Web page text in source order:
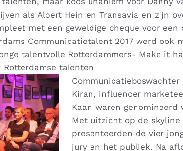
als Albert Hein en Transavia en zijn
met een geweldige cheque voor een
Communicatietalent 2017 werd ook
talentvolle Rotterdammers- Make it
talenten
Kiran, influencer
Kaan waren genomineerd
Met uitzicht op de skyline
presenteerden de vier
jury en het publiek. Na